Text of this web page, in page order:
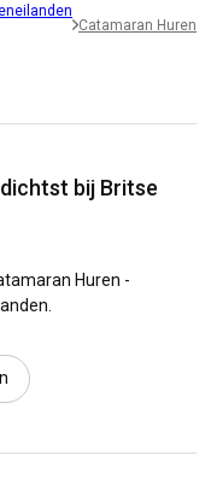
Catamaran Huren
bij Britse
Huren -